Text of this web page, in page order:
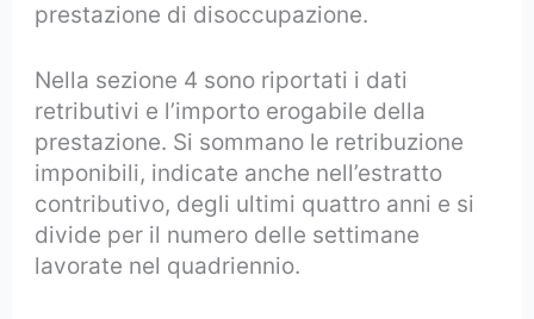
prestazione di disoccupazione.
Nella sezione 4 sono riportati i dati
retributivi e l’importo erogabile della
prestazione. Si sommano le retribuzione
imponibili, indicate anche nell’estratto
contributivo, degli ultimi quattro anni e si
divide per il numero delle settimane
lavorate nel quadriennio.